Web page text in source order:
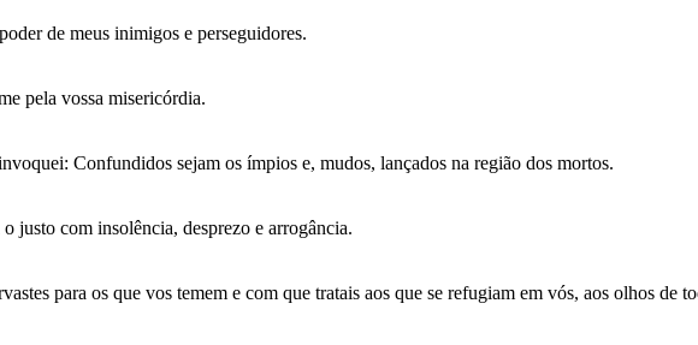
de meus inimigos e perseguidores.
pela vossa misericórdia.
Confundidos sejam os ímpios e, mudos, lançados na região dos mortos.
justo com insolência, desprezo e arrogância.
para os que vos temem e com que tratais aos que se refugiam em vós, aos olhos de